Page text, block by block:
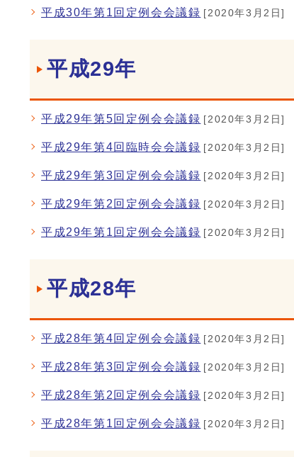
平成30年第1回定例会会議録 [2020年3月2日]
平成29年
平成29年第5回定例会会議録 [2020年3月2日]
平成29年第4回臨時会会議録 [2020年3月2日]
平成29年第3回定例会会議録 [2020年3月2日]
平成29年第2回定例会会議録 [2020年3月2日]
平成29年第1回定例会会議録 [2020年3月2日]
平成28年
平成28年第4回定例会会議録 [2020年3月2日]
平成28年第3回定例会会議録 [2020年3月2日]
平成28年第2回定例会会議録 [2020年3月2日]
平成28年第1回定例会会議録 [2020年3月2日]